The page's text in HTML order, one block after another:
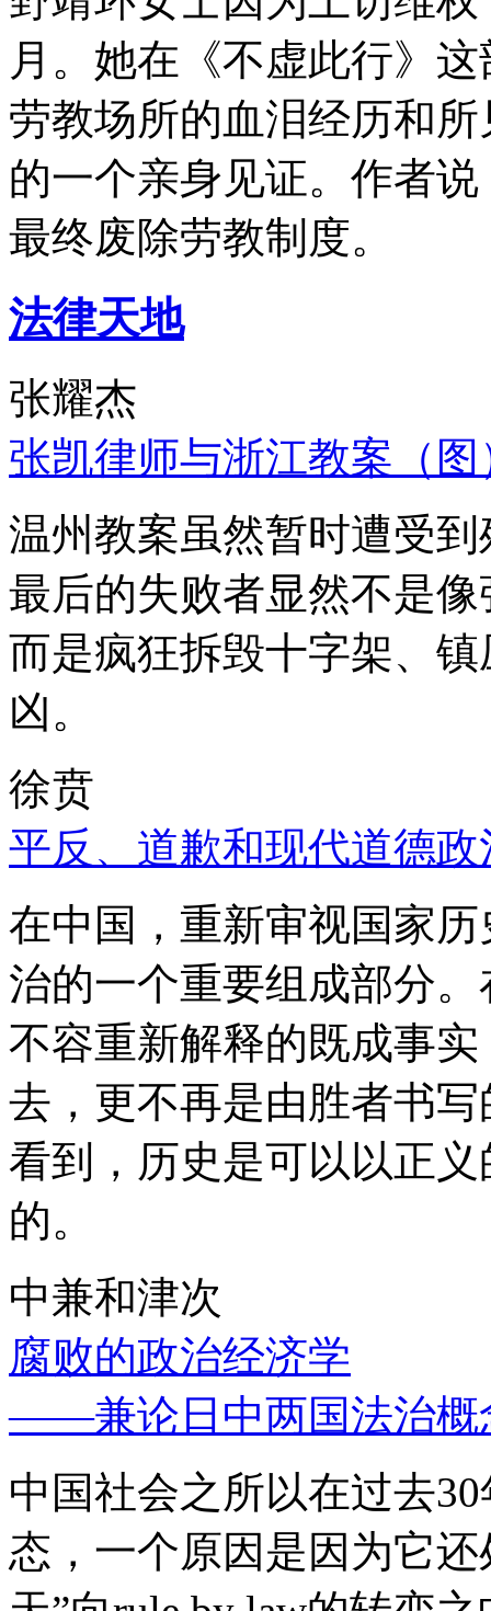
月。她在《不虚此行》
劳教场所的血泪经历和
的一个亲身见证。作者
最终废除劳教制度。
法律天地
张耀杰
张凯律师与浙江教案（图
温州教案虽然暂时遭受
最后的失败者显然不是
而是疯狂拆毁十字架、
凶。
徐贲
平反、道歉和现代道德政
在中国，重新审视国家
治的一个重要组成部分
不容重新解释的既成事
去，更不再是由胜者书
看到，历史是可以以正
的。
中兼和津次
腐败的政治经济学
——兼论日中两国法治概
中国社会之所以在过去
态，一个原因是因为它